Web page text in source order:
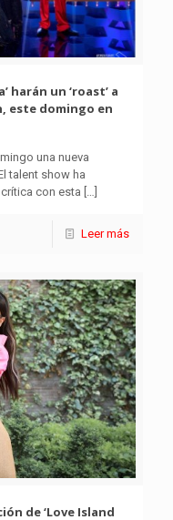
harán un ‘roast’ a
este domingo en
una nueva
talent show ha
con esta
Leer más
de ‘Love Island